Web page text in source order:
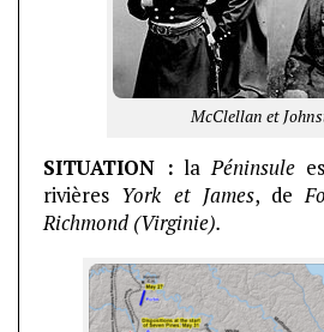
McClellan et
SITUATION : laPéninsule
rivières York et James, de
Richmond (Virginie).